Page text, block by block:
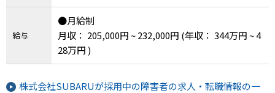
給与
●月給制
月収： 205,000円 ~ 232,000円 (年収： 344万円 ~ 4
28万円 )
株式会社SUBARUが採用中の障害者の求人・転職情報の一